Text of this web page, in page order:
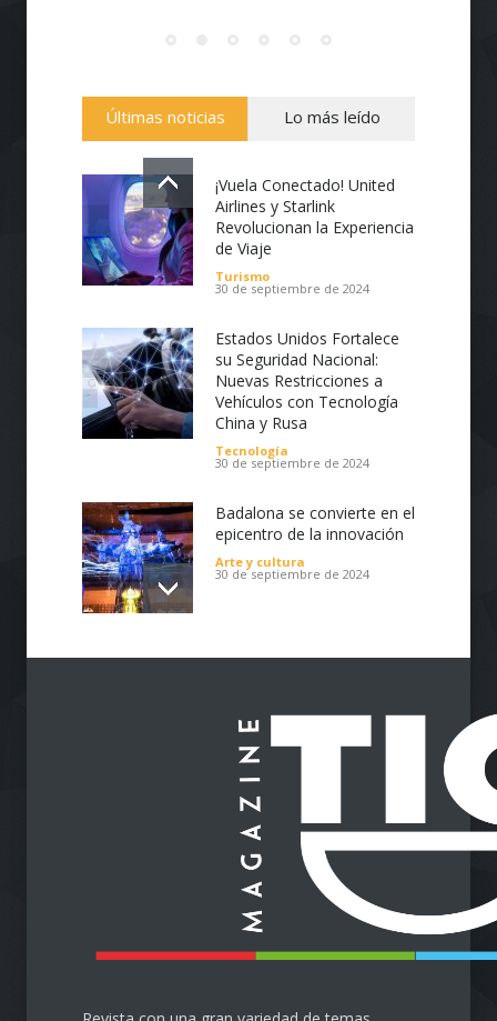
Últimas noticias Lo más leído
¡Vuela Conectado! United
Airlines y Starlink
Revolucionan la Experiencia
de Viaje
Turismo
30 de septiembre de 2024
Estados Unidos Fortalece
su Seguridad Nacional:
Nuevas Restricciones a
Vehículos con Tecnología
China y Rusa
Tecnología
30 de septiembre de 2024
Badalona se convierte en el
epicentro de la innovación
Arte y cultura
30 de septiembre de 2024
Impulsa tu Negocio con
llega al Cesar
Emprendimiento
28 de septiembre de 2024
Protegiendo nuestra visión
en la era digital
Salud 28 de septiembre de 2024